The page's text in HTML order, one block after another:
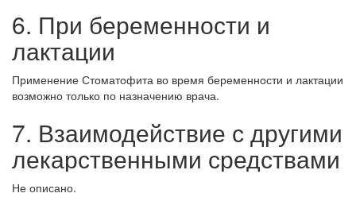
6. При беременности и
лактации
Применение Стоматофита во время беременности и лактации
возможно только по назначению врача.
7. Взаимодействие с другими
лекарственными средствами
Не описано.